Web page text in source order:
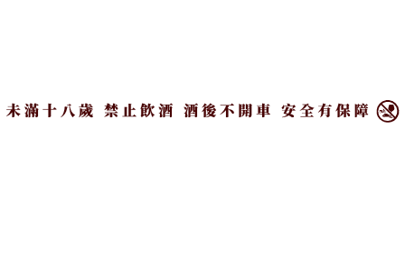
交流，將創意化為獨具個性的珍釀。